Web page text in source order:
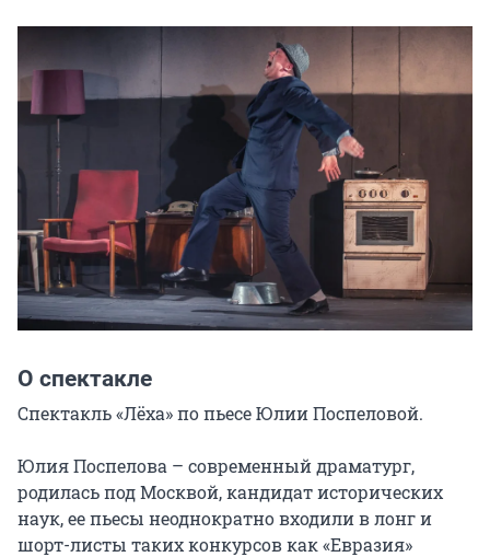
О спектакле
Спектакль «Лёха» по пьесе Юлии Поспеловой.
Юлия Поспелова – современный драматург,
родилась под Москвой, кандидат исторических
наук, ее пьесы неоднократно входили в лонг и
шорт-листы таких конкурсов как «Евразия»